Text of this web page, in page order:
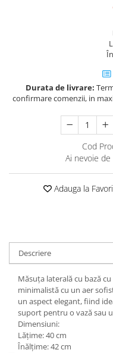
Comode hol
Decoratiuni interioare
Rame foto
Ghivece si jardiniere
Textile pentru casa
Corpuri de iluminat
Home Office
Designers' Choice
Durata de livrare:
confirmare comenzii, in
Cod
Ai nevoie de
Adauga la
Descriere
Măsuța laterală cu bază
minimalistă cu un aer
un aspect elegant, fiind
suport pentru o vază sau
Dimensiuni:
Lățime: 40 cm
Înălțime: 42 cm